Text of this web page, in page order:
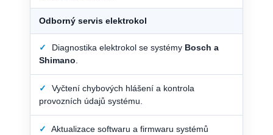
Odborný servis elektrokol
✓ Diagnostika elektrokol se systémy Bosch a
Shimano.
✓
Vyčtení chybových hlášení a kontrola
provozních údajů systému.
✓
Aktualizace softwaru a firmwaru systémů